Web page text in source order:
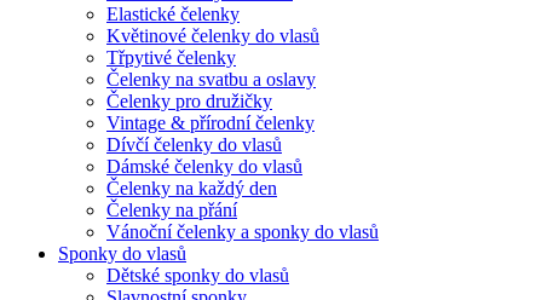
Elastické čelenky
Květinové čelenky do vlasů
Třpytivé čelenky
Čelenky na svatbu a oslavy
Čelenky pro družičky
Vintage & přírodní čelenky
Dívčí čelenky do vlasů
Dámské čelenky do vlasů
Čelenky na každý den
Čelenky na přání
Vánoční čelenky a sponky do vlasů
Sponky do vlasů
Dětské sponky do vlasů